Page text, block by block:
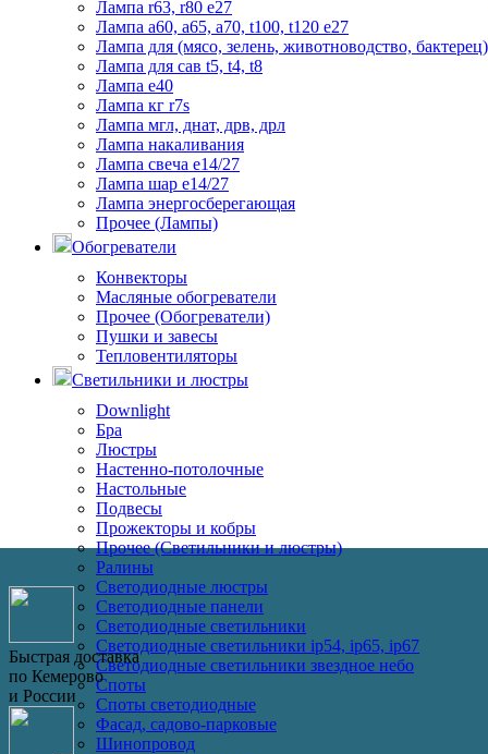
Лампа r63, r80 е27
Лампа а60, а65, а70, t100, t120 е27
Лампа для (мясо, зелень, животноводство, бактерец)
Лампа для сав t5, t4, t8
Лампа е40
Лампа кг r7s
Лампа мгл, днат, дрв, дрл
Лампа накаливания
Лампа свеча е14/27
Лампа шар е14/27
Лампа энергосберегающая
Прочее (Лампы)
Обогреватели
Конвекторы
Масляные обогреватели
Прочее (Обогреватели)
Пушки и завесы
Тепловентиляторы
Светильники и люстры
Downlight
Бра
Люстры
Настенно-потолочные
Настольные
Подвесы
Прожекторы и кобры
Прочее (Светильники и люстры)
Ралины
Светодиодные люстры
Светодиодные панели
Светодиодные светильники
Светодиодные светильники ip54, ip65, ip67
Светодиодные светильники звездное небо
Споты
Споты светодиодные
Фасад, садово-парковые
Шинопровод
Быстрая доставка
по Кемерово
и России